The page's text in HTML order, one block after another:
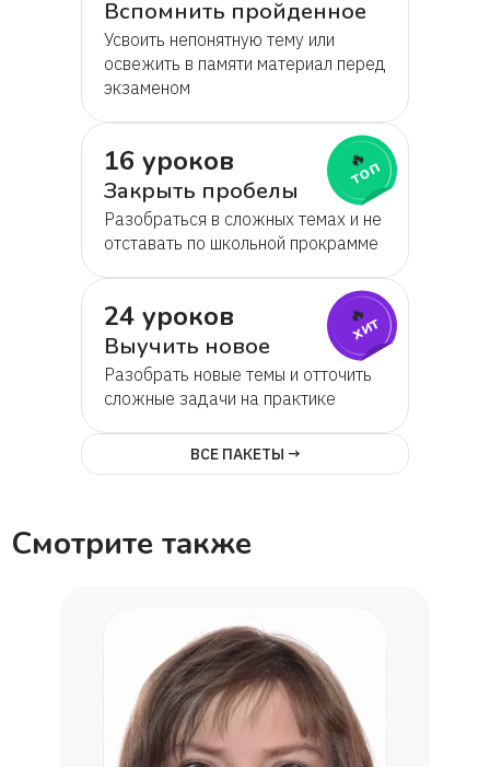
Вспомнить пройденное
Усвоить непонятную тему или
освежить в памяти материал перед
экзаменом
16 уроков
Закрыть пробелы
Разобраться в сложных темах и не
отставать по школьной прокрамме
🔥
топ
24 уроков
Выучить новое
Разобрать новые темы и отточить
сложные задачи на практике
🔥
хит
ВСЕ ПАКЕТЫ →
Смотрите также